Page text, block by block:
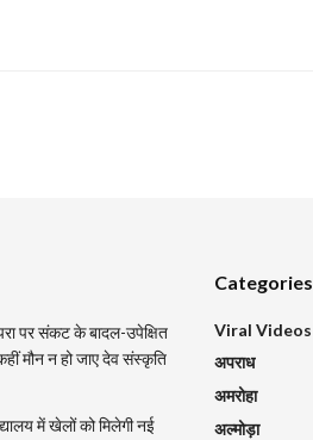
पर संकट के बादल-उपेक्षित
मौन न हो जाए देव संस्कृति
में खेलों को मिलेगी नई
Categories
Viral Videos
अपराध
अमरोहा
अल्मोड़ा